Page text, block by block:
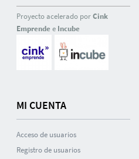
Proyecto acelerado porCink
Emprendee Incube
MI CUENTA
Acceso de usuarios
Registro de usuarios